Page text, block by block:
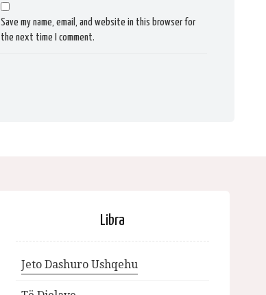
Save my name, email, and website in this browser for
the next time I comment.
Libra
Jeto Dashuro Ushqehu